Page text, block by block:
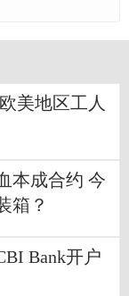
美地区工人
本成合约 今
箱？
Bank开户